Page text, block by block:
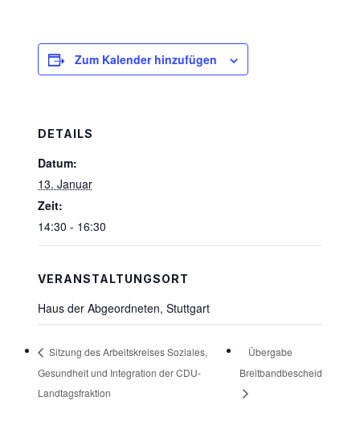
Zum Kalender hinzufügen
DETAILS
Datum:
13. Januar
Zeit:
14:30 - 16:30
VERANSTALTUNGSORT
Haus der Abgeordneten, Stuttgart
Sitzung des Arbeitskreises Soziales,
Gesundheit und Integration der CDU-
Landtagsfraktion
Übergabe
Breitbandbescheid